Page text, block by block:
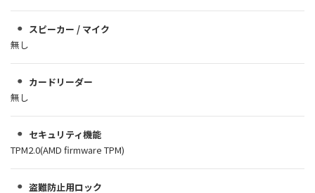
スピーカー / マイク
無し
カードリーダー
無し
セキュリティ機能
TPM2.0(AMD firmware TPM)
盗難防止用ロック